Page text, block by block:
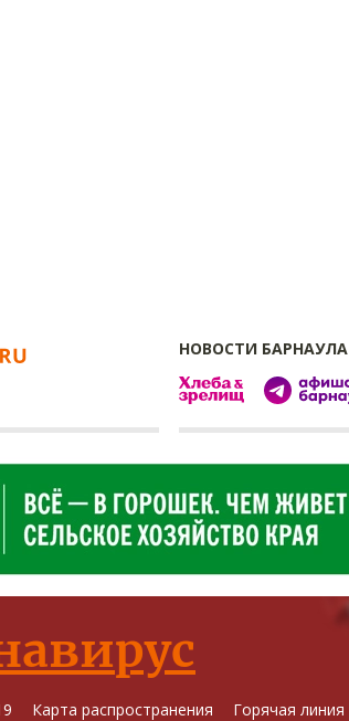
НОВОСТИ БАРНАУЛА
Карта распространения Горячая линия